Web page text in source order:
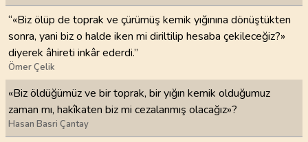
“«Biz ölüp de toprak ve çürümüş kemik yığınına dönüştükten
sonra, yani biz o halde iken mi diriltilip hesaba çekileceğiz?»
diyerek âhireti inkâr ederdi.”
Ömer Çelik
«Biz öldüğümüz ve bir toprak, bir yığın kemik olduğumuz
zaman mı, hakîkaten biz mi cezalanmış olacağız»?
Hasan Basri Çantay